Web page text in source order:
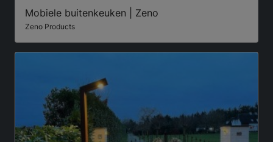
Mobiele buitenkeuken | Zeno
Zeno Products